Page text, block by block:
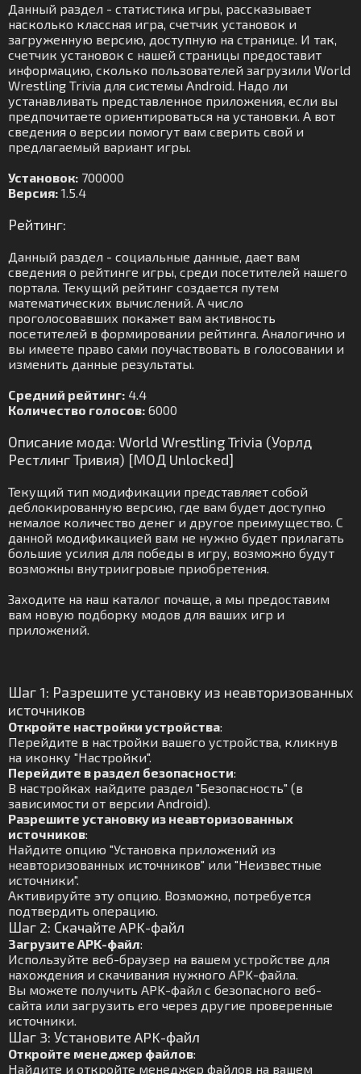
Данный раздел - статистика игры, рассказывает
насколько классная игра, счетчик установок и
загруженную версию, доступную на странице. И так,
счетчик установок с нашей страницы предоставит
информацию, сколько пользователей загрузили World
Wrestling Trivia для системы Android. Надо ли
устанавливать представленное приложения, если вы
предпочитаете ориентироваться на установки. А вот
сведения о версии помогут вам сверить свой и
предлагаемый вариант игры.
Установок: 700000
Версия: 1.5.4
Рейтинг:
Данный раздел - социальные данные, дает вам
сведения о рейтинге игры, среди посетителей нашего
портала. Текущий рейтинг создается путем
математических вычислений. А число
проголосовавших покажет вам активность
посетителей в формировании рейтинга. Аналогично и
вы имеете право сами поучаствовать в голосовании и
изменить данные результаты.
Средний рейтинг: 4.4
Количество голосов: 6000
Описание мода: World Wrestling Trivia (Уорлд
Рестлинг Тривия) [МОД Unlocked]
Текущий тип модификации представляет собой
деблокированную версию, где вам будет доступно
немалое количество денег и другое преимущество. С
данной модификацией вам не нужно будет прилагать
большие усилия для победы в игру, возможно будут
возможны внутриигровые приобретения.
Заходите на наш каталог почаще, а мы предоставим
вам новую подборку модов для ваших игр и
приложений.
Шаг 1: Разрешите установку из неавторизованных
источников
Откройте настройки устройства:
Перейдите в настройки вашего устройства, кликнув
на иконку "Настройки".
Перейдите в раздел безопасности:
В настройках найдите раздел "Безопасность" (в
зависимости от версии Android).
Разрешите установку из неавторизованных
источников:
Найдите опцию "Установка приложений из
неавторизованных источников" или "Неизвестные
источники".
Активируйте эту опцию. Возможно, потребуется
подтвердить операцию.
Шаг 2: Скачайте APK-файл
Загрузите APK-файл:
Используйте веб-браузер на вашем устройстве для
нахождения и скачивания нужного APK-файла.
Вы можете получить APK-файл с безопасного веб-
сайта или загрузить его через другие проверенные
источники.
Шаг 3: Установите APK-файл
Откройте менеджер файлов:
Найдите и откройте менеджер файлов на вашем